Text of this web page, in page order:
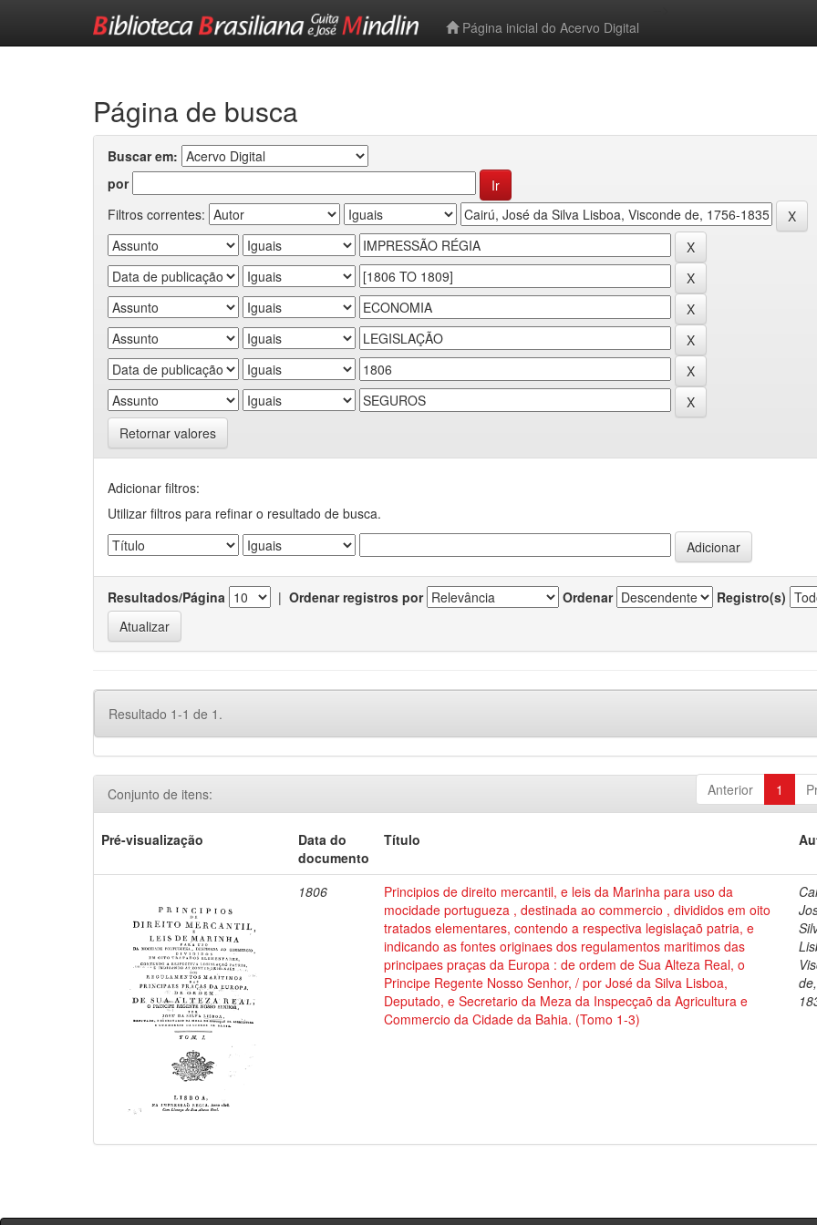
Página inicial do Acervo Digital
Página de busca
Buscar em:
por
Filtros correntes:
Retornar valores
Adicionar filtros:
Utilizar filtros para refinar o resultado de busca.
Resultados/Página | Ordenar registros por Ordenar Registro(s)
Resultado 1-1 de 1.
Anterior 1
Conjunto de itens:
Pré-visualização
Data do
documento
Título
1806
Principios de direito mercantil, e leis da Marinha para uso da
mocidade portugueza , destinada ao commercio , divididos em oito
tratados elementares, contendo a respectiva legislaçaõ patria, e
indicando as fontes originaes dos regulamentos maritimos das
principaes praças da Europa : de ordem de Sua Alteza Real, o
Principe Regente Nosso Senhor, / por José da Silva Lisboa,
Deputado, e Secretario da Meza da Inspecçaõ da Agricultura e
Commercio da Cidade da Bahia. (Tomo 1-3)